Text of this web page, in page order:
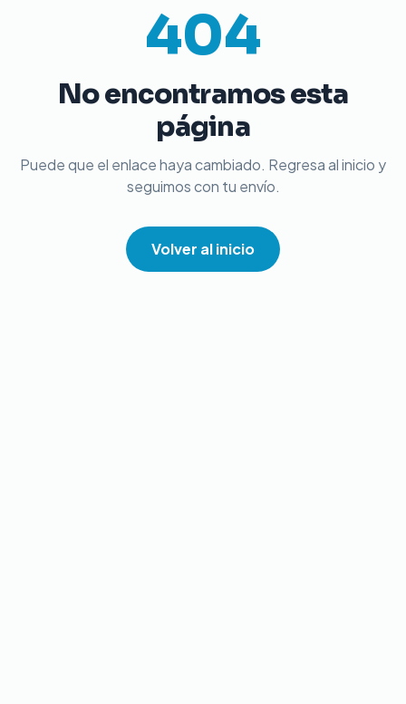
404
No encontramos esta
página
Puede que el enlace haya cambiado. Regresa al inicio y
seguimos con tu envío.
Volver al inicio